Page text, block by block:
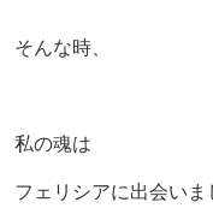
そんな時、
私の魂は
フェリシアに出会いま